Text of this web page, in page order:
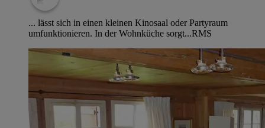
... lässt sich in einen kleinen Kinosaal oder Partyraum
umfunktionieren. In der Wohnküche sorgt...RMS